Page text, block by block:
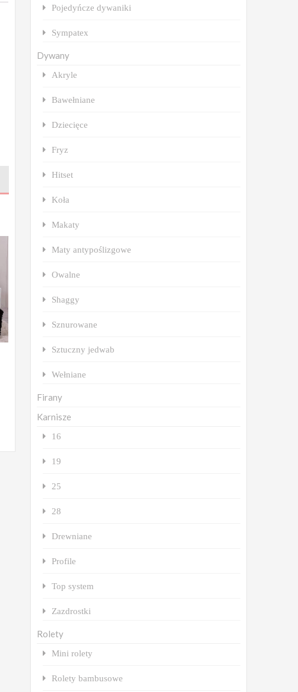
Pojedyńcze dywaniki
Sympatex
Dywany
Akryle
Bawełniane
Dziecięce
Fryz
Hitset
Koła
Makaty
Maty antypoślizgowe
Owalne
Shaggy
Sznurowane
Sztuczny jedwab
Wełniane
Firany
Karnisze
16
19
25
28
Drewniane
Profile
Top system
Zazdrostki
Rolety
Mini rolety
Rolety bambusowe